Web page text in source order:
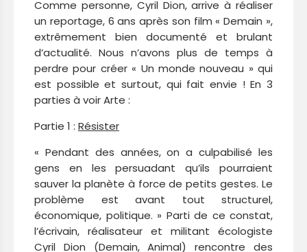
Comme personne, Cyril Dion, arrive à réaliser
un reportage, 6 ans après son film « Demain »,
extrêmement bien documenté et brulant
d’actualité. Nous n’avons plus de temps à
perdre pour créer « Un monde nouveau » qui
est possible et surtout, qui fait envie ! En 3
parties à voir Arte :
Partie 1 : Résister
« Pendant des années, on a culpabilisé les
gens en les persuadant qu’ils pourraient
sauver la planète à force de petits gestes. Le
problème est avant tout structurel,
économique, politique. » Parti de ce constat,
l’écrivain, réalisateur et militant écologiste
Cyril Dion (Demain,Animal) rencontre des